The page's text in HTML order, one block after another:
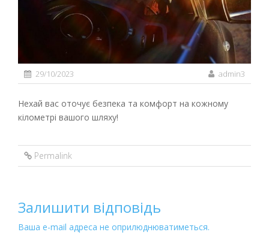
29/10/2023 admin3
Нехай вас оточує безпека та комфорт на кожному
кілометрі вашого шляху!
Permalink
Залишити відповідь
Ваша e-mail адреса не оприлюднюватиметься.